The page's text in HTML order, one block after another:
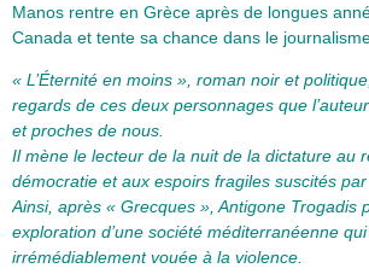
Manos ­rentre en Grèce après de longues
Canada et tente sa chance dans le
« L’Éternité en moins », roman noir et
regards de ces deux personnages que
et proches de nous.
Il mène le lecteur de la nuit de la dictature au
démocratie et aux espoirs fragiles suscités
Ainsi, après « Grecques », Antigone ­Trogadis
exploration d’une société ­méditerranéenne
irrémédiablement vouée à la violence.